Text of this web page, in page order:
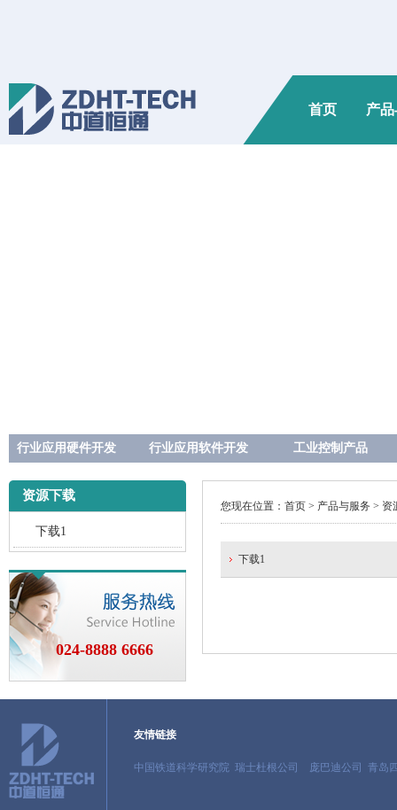
首页 产
行业应用硬件开发 行业应用软件开发 工业控制产品
资源下载
下载1
024-8888 6666
您现在位置：首页 > 产品与服务 > 资
下载1
友情链接
中国铁道科学研究院 瑞士杜根公司 庞巴迪公司 青岛